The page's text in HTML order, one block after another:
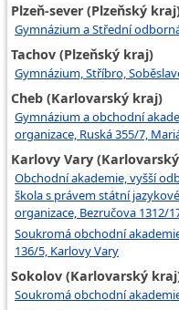
Plzeň-sever (Plzeňský
Gymnázium a Střední
Tachov (Plzeňský kraj)
Gymnázium, Stříbro,
Cheb (Karlovarský kraj)
Gymnázium a obchodní
organizace, Ruská 355/7,
Karlovy Vary
Obchodní akademie, vyšší
škola s právem státní
organizace, Bezručova 1312/
Soukromá obchodní
136/5, Karlovy Vary
Sokolov (Karlovarský
Soukromá obchodní